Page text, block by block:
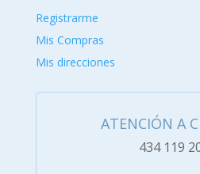
Registrarme
Mis Compras
Mis direcciones
ATENCIÓN A
434 119